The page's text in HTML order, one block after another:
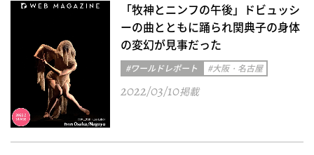
「牧神とニンフの午後」ドビュッシ
ーの曲とともに踊られ関典子の身体
の変幻が見事だった
#ワールドレポート #大阪・名古屋
2022/03/10掲載